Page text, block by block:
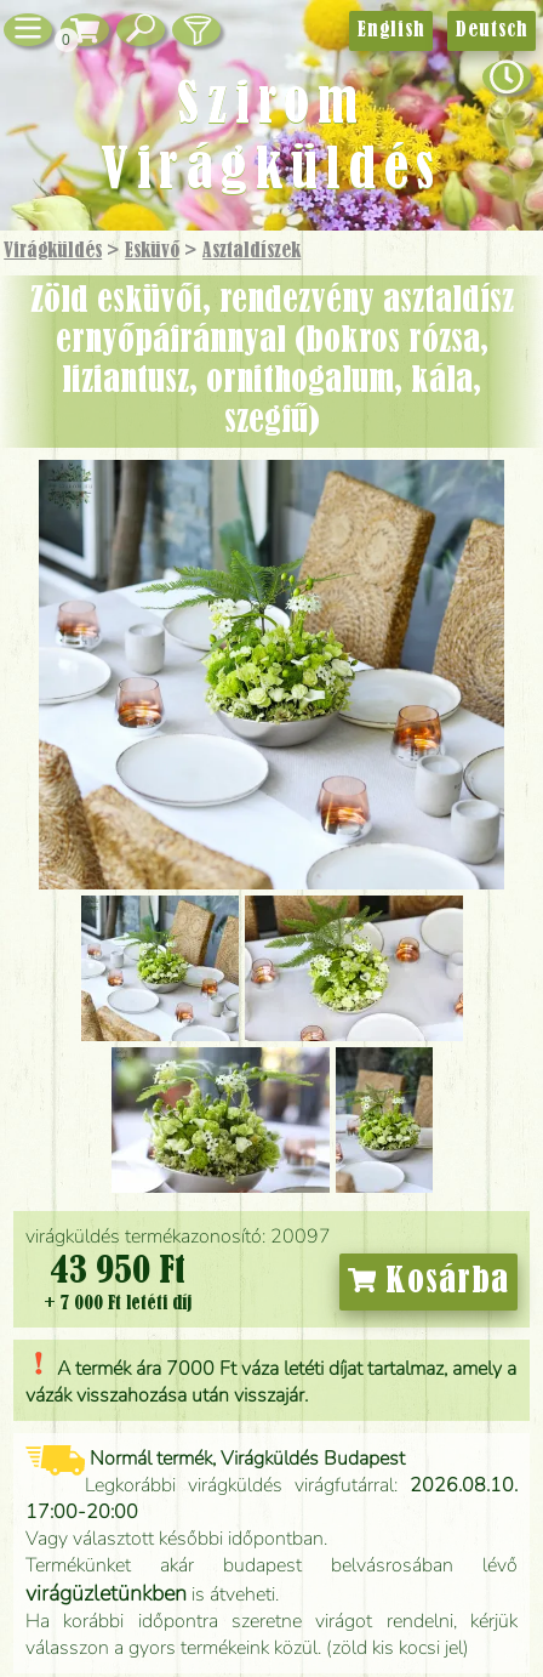
0
Virágküldés > Esküvő >Asztaldíszek
Zöld esküvői, rendezvény asztaldísz
ernyőpáfránnyal (bokros rózsa,
liziantusz, ornithogalum, kála,
szegfű)
virágküldés termékazonosító: 20097
43 950 Ft
+ 7 000 Ft letéti díj
Kosárba
A termék ára 7000 Ft váza letéti díjat tartalmaz, amely a
vázák visszahozása után visszajár.
Normál termék, Virágküldés Budapest
Legkorábbi virágküldés virágfutárral: 2026.08.10.
17:00-20:00
Vagy választott későbbi időpontban.
Termékünket akár budapest belvásrosában lévő
virágüzletünkben is átveheti.
Ha korábbi időpontra szeretne virágot rendelni, kérjük
válasszon a gyors termékeink közül. (zöld kis kocsi jel)
English Deutsch
Szirom
Virágküldés